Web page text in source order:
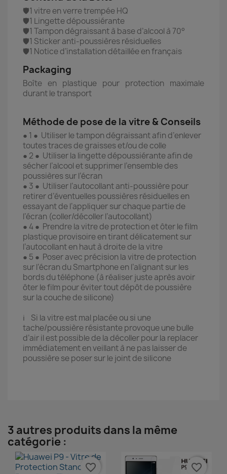
🛡️1 vitre en verre trempée HQ
🛡️1 Lingette dépoussiérante
🛡️1 Tampon dégraissant à base d’alcool à 70°
🛡️1 Sticker anti-poussières résiduelles
🛡️1 Notice d’installation détaillée en français
Packaging
Boîte en plastique pour protection maximale
durant le transport
Méthode de pose de la vitre & Conseils
● 1 ● Utiliser le tampon dégraissant afin d’enlever
toutes traces de graisses et/ou de colle
● 2 ● Utiliser la lingette dépoussiérante afin de
sécher l’alcool et supprimer l’ensemble des
poussières sur l’écran
● 3 ● Utiliser l’autocollant anti-poussière pour
retirer d’éventuelles poussières résiduelles en
essayant de l’appliquer sur chaque partie de
l’écran (coller/décoller l’autocollant)
● 4 ● Prendre la vitre de protection et ôter le film
plastique provisoire en tirant délicatement sur
l’autocollant en haut à droite de la vitre
● 5 ● Poser avec précision la vitre de protection
sur l’écran du Smartphone en l’alignant sur les
bords du téléphone (à réaliser juste après avoir
ôter le film pour éviter tout dépôt de poussière
sur la couche de silicone)
ℹ️ Si la vitre est mal placée ou si une
tache/poussière résistante provoque une bulle
d’air il est possible de la décoller pour la replacer
immédiatement en veillant à ne pas laisser de
poussière se poser sur le joint de silicone
3 autres produits dans la même
catégorie :
favorite_border favorite_border